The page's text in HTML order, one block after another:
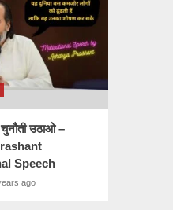
उठाओ –
Speech
ago